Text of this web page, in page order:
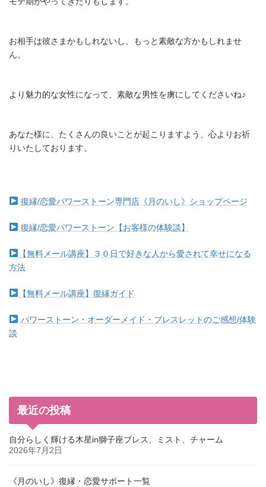
お相手は彼さまかもしれないし、もっと素敵な方かもしれませ
ん。
より魅力的な女性になって、素敵な男性を虜にしてくださいね♪
あなた様に、たくさんの良いことが起こりますよう、心よりお祈
りいたしております。
復縁/恋愛パワーストーン専門店《月のいし》ショップページ
復縁/恋愛パワーストーン【お客様の体験談】
【無料メール講座】３０日で好きな人から愛されて幸せになる
方法
【無料メール講座】復縁ガイド
パワーストーン・オーダーメイド・ブレスレットのご感想/体験
談
最近の投稿
自分らしく輝ける木星in獅子座ブレス、ミスト、チャーム
2026年7月2日
《月のいし》復縁・恋愛サポート一覧